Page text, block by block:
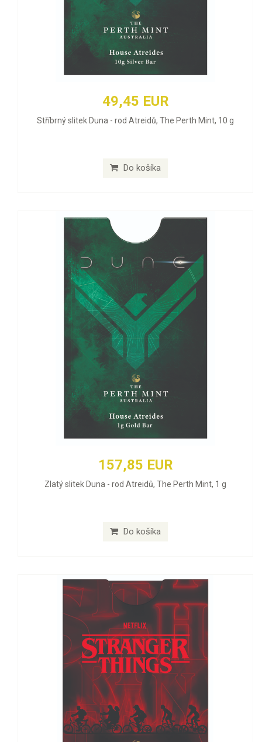
49,45 EUR
Stříbrný slitek Duna - rod Atreidů, The Perth Mint, 10 g
Do košíka
157,85 EUR
Zlatý slitek Duna - rod Atreidů, The Perth Mint, 1 g
Do košíka